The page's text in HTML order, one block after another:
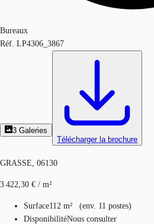
Bureaux
Réf. LP4306_3867
3 Galeries
Télécharger la brochure
GRASSE, 06130
3 422,30 € / m²
Surface112 m² (env. 11 postes)
DisponibilitéNous consulter